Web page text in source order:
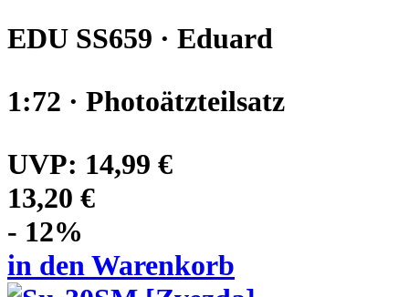
EDU SS659 · Eduard
1:72 · Photoätzteilsatz
UVP: 14,99 €
13,20 €
- 12%
in den Warenkorb